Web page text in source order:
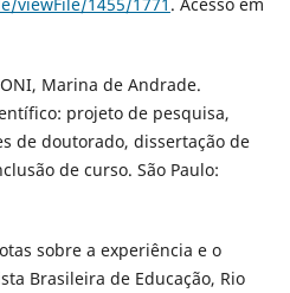
Marina de Andrade.
projeto de pesquisa,
de doutorado, dissertação de
de curso. São Paulo:
sobre a experiência e o
Brasileira de Educação, Rio